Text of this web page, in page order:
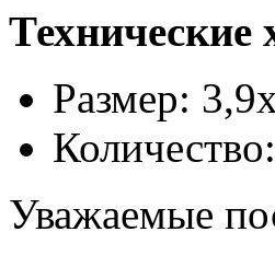
Технические
Размер:
Уважаемые